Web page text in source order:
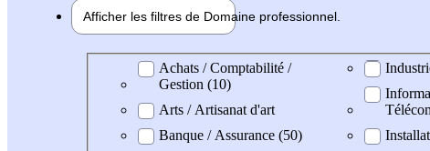
Afficher les filtres de Domaine professionnel
Domaine professionel
Achats / Comptabilité /
Gestion (10)
Arts / Artisanat d'art
Banque / Assurance (50)